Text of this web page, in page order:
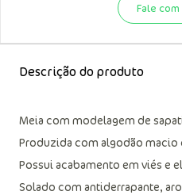
Fale
Descrição do produto
Meia com modelagem de
Produzida com algodão
Possui acabamento em viés e
Solado com antiderrapante,